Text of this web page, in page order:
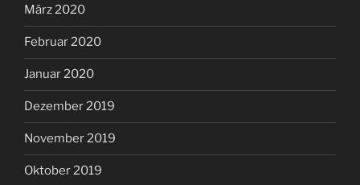
März 2020
Februar 2020
Januar 2020
Dezember 2019
November 2019
Oktober 2019